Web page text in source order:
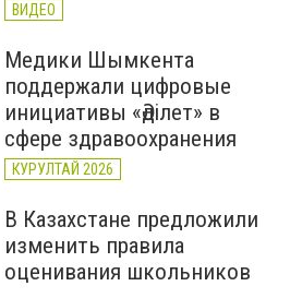
ВИДЕО
Медики Шымкента
поддержали цифровые
инициативы «Әділет» в
сфере здравоохранения
КУРУЛТАЙ 2026
В Казахстане предложили
изменить правила
оценивания школьников